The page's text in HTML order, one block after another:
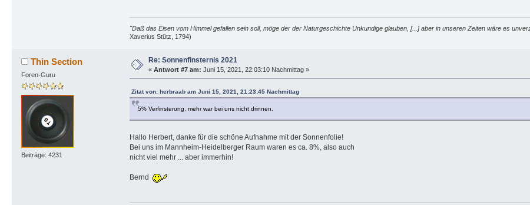
"Daß das Eisen vom Himmel gefallen sein soll, möge der der Naturgeschichte Unkundige glauben, [...] aber in unseren Zeiten wäre es
Xaverius Stütz, 1794)
Thin Section
Foren-Guru
Beiträge: 4231
Re: Sonnenfinsternis 2021
« Antwort #7 am: Juni 15, 2021, 22:03:10 Nachmittag »
Zitat von: herbraab am Juni 15, 2021, 21:23:45 Nachmittag
5% Verfinsterung, mehr war bei uns nicht drinnen.
Hallo Herbert, danke für die schöne Aufnahme mit der Sonnenfolie!
Bei uns im Mannheim-Heidelberger Raum waren es ca. 8%, also auch
nicht viel mehr ... aber immerhin!
Bernd